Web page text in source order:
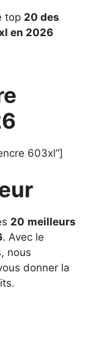
top 20 des
en 2026
603xl”]
20 meilleurs
. Avec le
nous
donner la